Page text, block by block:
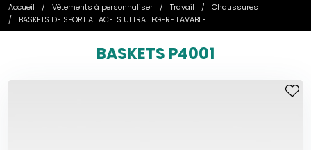
Accueil Vêtements à personnaliser Travail
Chaussures
BASKETS DE SPORT A LACETS ULTRA LEGERE LAVABLE
BASKETS P4001